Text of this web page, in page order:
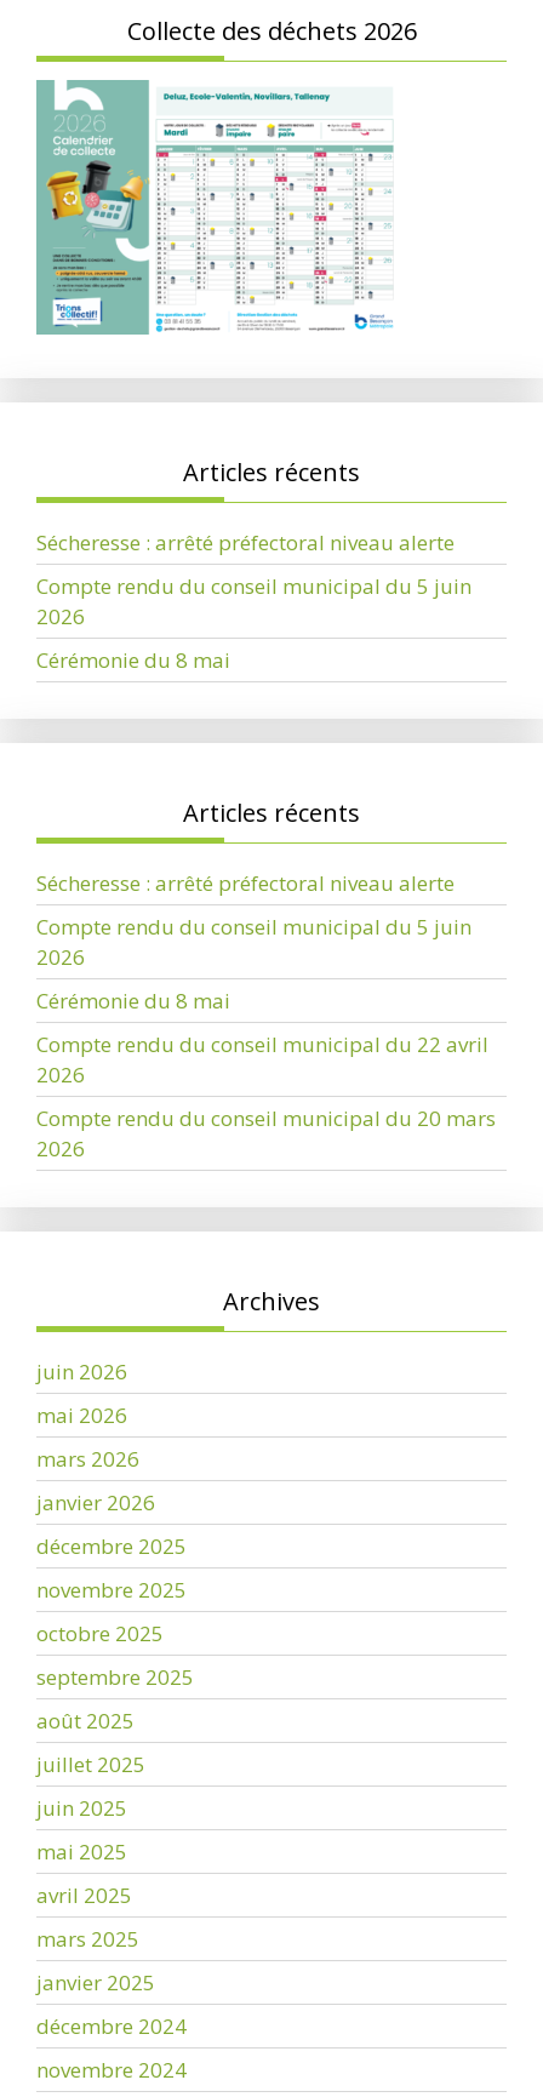
Collecte des déchets 2026
Articles récents
Sécheresse : arrêté préfectoral niveau alerte
Compte rendu du conseil municipal du 5 juin
2026
Cérémonie du 8 mai
Articles récents
Sécheresse : arrêté préfectoral niveau alerte
Compte rendu du conseil municipal du 5 juin
2026
Cérémonie du 8 mai
Compte rendu du conseil municipal du 22 avril
2026
Compte rendu du conseil municipal du 20 mars
2026
Archives
juin 2026
mai 2026
mars 2026
janvier 2026
décembre 2025
novembre 2025
octobre 2025
septembre 2025
août 2025
juillet 2025
juin 2025
mai 2025
avril 2025
mars 2025
janvier 2025
décembre 2024
novembre 2024